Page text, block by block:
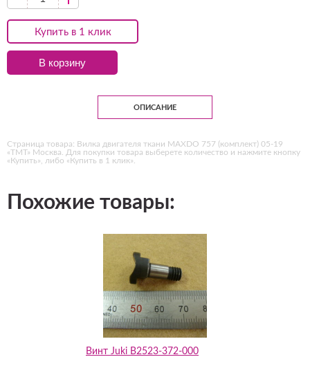
Купить в 1 клик
В корзину
ОПИСАНИЕ
Страница товара: Вилка двигателя ткани MAXDO 757 (комплект) 05-19
«ТМТ» Москва. Для покупки товара выберете количество и нажмите кнопку
«Купить», либо «Купить в 1 клик».
Похожие товары:
Винт Juki B2523-372-000